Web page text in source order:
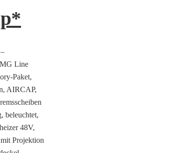
Line
Paket,
AIRCAP,
beleuchtet,
48V,
Projektion